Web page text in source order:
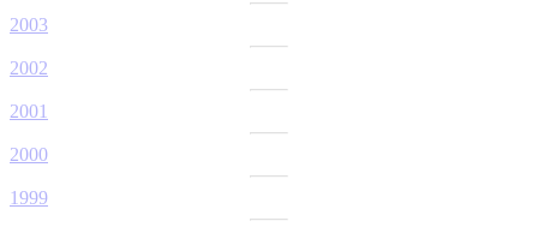
2003
2002
2001
2000
1999